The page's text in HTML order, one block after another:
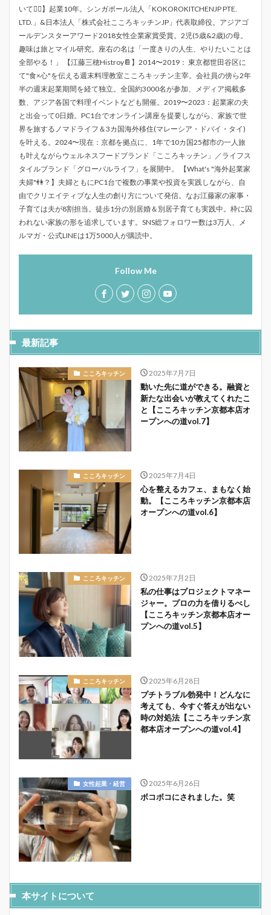
いて💁‍♀️】起業10年。シンガポール法人「KOKOROKITCHENJP PTE.
LTD.」&日本法人「株式会社こころキッチンJP」代表取締役。アジアゴ
ールデンスターアワード2018女性企業家賞受賞。2児(5歳&2歳)の母。
趣味は旅とマイル研究。座右の名は「一度きりの人生、やりたいことは
全部やる！」 【江藤三穂Histroy📔】2014〜2019： 東京都世田谷区に
て"食×心"を伝える週末料理教室こころキッチン主宰。会社員の傍ら2年
半の週末起業期間を経て独立。全国約3000名が参加、メディア掲載多
数、アジア各国で料理イベントなども開催。2019〜2023：起業家の夫
と出会って0日婚。PC1台でオンライン講座を提要しながら、家族で世
界を旅するノマドライフ＆3カ国海外移住(マレーシア・ドバイ・タイ)
を叶える。2024〜現在：京都を拠点に、1年で10カ国25都市の一人旅
も叶えながらウェルネスフードブランド「こころキッチン」／ライフス
タイルブランド「グローバルライフ」を展開中。 【What's "海外起業家
夫婦"👫？】夫婦ともにPC1台で複数の事業や投資を実践しながら、自
由でクリエイティブな人生の創り方について発信。なお江藤家の家事・
子育ては夫が8割担当。徒歩1分の別居婚＆別居子育ても実践中。枠に囚
われない家族の形を追求しています。SNS総フォロワー数は3万人、メ
ルマガ・公式LINEは1万5000人が購読中。
Follow Me
最新記事
こころキッチン 2025年7月7日
動いた先に道ができる。融資と
新たな出会いが教えてくれたこ
と【こころキッチン京都本店オ
ープンへの道vol.7】
こころキッチン 2025年7月4日
心を整えるカフェ、まもなく始
動。【こころキッチン京都本店
オープンへの道vol.6】
こころキッチン 2025年7月2日
私の仕事はプロジェクトマネー
ジャー。プロの力を借りるべし
【こころキッチン京都本店オー
プンへの道vol.5】
こころキッチン 2025年6月28日
プチトラブル勃発中！どんなに
考えても、今すぐ答えが出ない
時の対処法【こころキッチン京
都本店オープンへの道vol.4】
女性起業・経営 2025年6月26日
ボコボコにされました。笑
本サイトについて